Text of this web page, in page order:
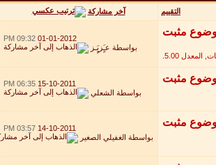
التقييم آخر مشاركة
01-01-2012
09:32 PM
بواسطة عـٍَزيٍَِـز
15-10-2011
06:35 PM
بواسطة الشعلي
14-10-2011
03:57 PM
بواسطة الغفيلي الصغير